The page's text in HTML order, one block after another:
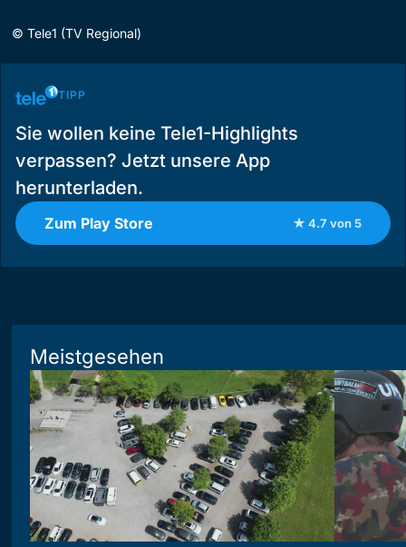
© Tele1 (TV Regional)
TIPP
Sie wollen keine Tele1-Highlights
verpassen? Jetzt unsere App
herunterladen.
Zum Play Store ★ 4.7 von 5
Meistgesehen